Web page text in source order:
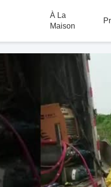
À La
Maison